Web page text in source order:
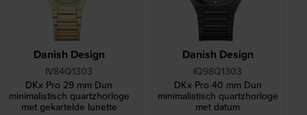
Danish Design
IV84Q1303
DKx Pro 29 mm Dun
minimalistisch quartzhorloge
met gekartelde lunette
Danish Design
IQ98Q1303
DKx Pro 40 mm Dun
minimalistisch quartzhorloge
met datum